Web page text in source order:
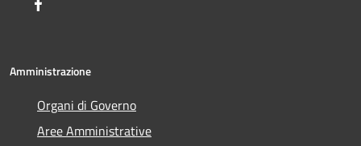
Amministrazione
Organi di Governo
Aree Amministrative